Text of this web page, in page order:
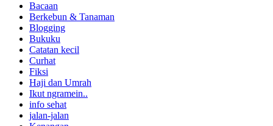
Bacaan
Berkebun & Tanaman
Blogging
Bukuku
Catatan kecil
Curhat
Fiksi
Haji dan Umrah
Ikut ngramein..
info sehat
jalan-jalan